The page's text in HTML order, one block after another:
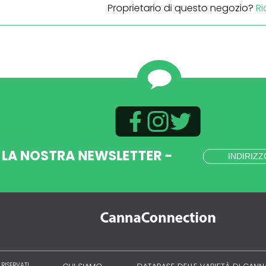
Proprietario di questo negozio?
NOSTRA NEWSLETTER -